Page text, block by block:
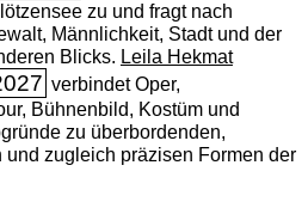
zu und fragt nach
Männlichkeit, Stadt und der
Blicks. Leila Hekmat
verbindet Oper,
Bühnenbild, Kostüm und
zu überbordenden,
und zugleich präzisen Formen der